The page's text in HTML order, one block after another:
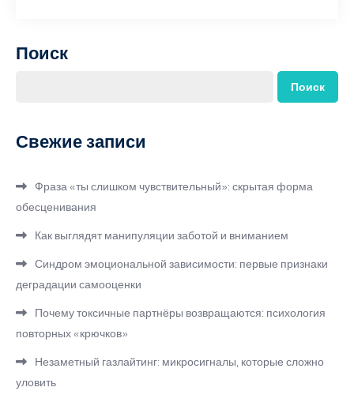
Поиск
Поиск
Свежие записи
Фраза «ты слишком чувствительный»: скрытая форма
обесценивания
Как выглядят манипуляции заботой и вниманием
Синдром эмоциональной зависимости: первые признаки
деградации самооценки
Почему токсичные партнёры возвращаются: психология
повторных «крючков»
Незаметный газлайтинг: микросигналы, которые сложно
уловить